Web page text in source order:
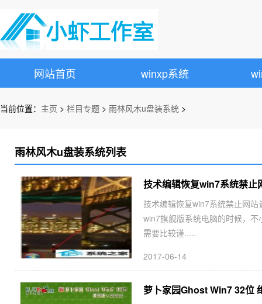
网站首页 winxp系统
当前位置： 主页 > 栏目专题 > 雨林风木u盘装系统 >
雨林风木u盘装系统列表
技术编辑恢复win7系统禁止
技术编辑恢复win7系统禁止网
win7旗舰版系统电脑的时候，
需要比较谨.....
2017-06-14
萝卜家园Ghost Win7 32位